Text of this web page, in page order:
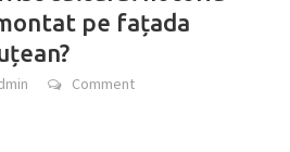
pe fațada
Comment